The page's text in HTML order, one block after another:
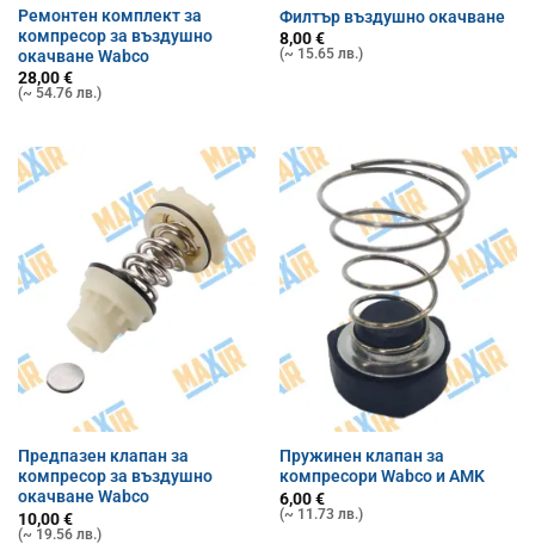
Ремонтен комплект за
компресор за въздушно
окачване Wabco
28,00€
(~ 54.76 лв.)
Филтър въздушно окачване
8,00€
(~ 15.65 лв.)
Предпазен клапан за
компресор за въздушно
окачване Wabco
10,00€
(~ 19.56 лв.)
Пружинен клапан за
компресори Wabco и AMK
6,00€
(~ 11.73 лв.)